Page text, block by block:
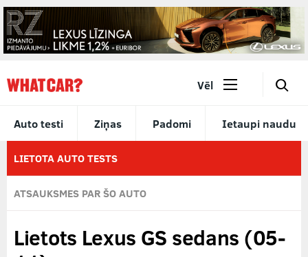
Auto testi Ziņas Padomi Ietaupi naudu
Vēl 🔎
LIETOTA AUTO TESTS
ATSAUKSMES PAR ŠO AUTO
Lietots Lexus GS sedans (05-